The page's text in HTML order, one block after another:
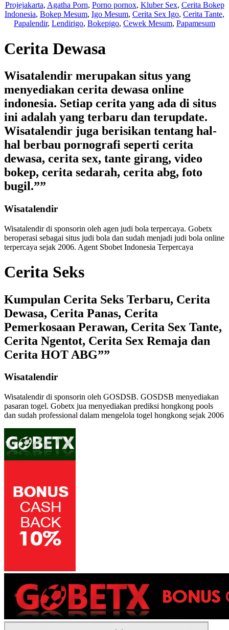
Projejakarta, Agatha Porn, Porno pornox, Kluber Sex, Cerita Bokep
Indonesia, Bokep Mesum, Igo Mesum, Cerita Sex Igo, Cerita Tante,
Papalendir, Lendirigo, Bokepigo, Cewek Mesum, Papamesum
Cerita Dewasa
Wisatalendir merupakan situs yang
menyediakan cerita dewasa online
indonesia. Setiap cerita yang ada di situs
ini adalah yang terbaru dan terupdate.
Wisatalendir juga berisikan tentang hal-
hal berbau pornografi seperti cerita
dewasa, cerita sex, tante girang, video
bokep, cerita sedarah, cerita abg, foto
bugil.””
Wisatalendir
Wisatalendir di sponsorin oleh agen judi bola terpercaya. Gobetx
beroperasi sebagai situs judi bola dan sudah menjadi judi bola online
terpercaya sejak 2006. Agent Sbobet Indonesia Terpercaya
Cerita Seks
Kumpulan Cerita Seks Terbaru, Cerita
Dewasa, Cerita Panas, Cerita
Pemerkosaan Perawan, Cerita Sex Tante,
Cerita Ngentot, Cerita Sex Remaja dan
Cerita HOT ABG””
Wisatalendir
Wisatalendir di sponsorin oleh GOSDSB. GOSDSB menyediakan
pasaran togel. Gobetx jua menyediakan prediksi hongkong pools
dan sudah professional dalam mengelola togel hongkong sejak 2006